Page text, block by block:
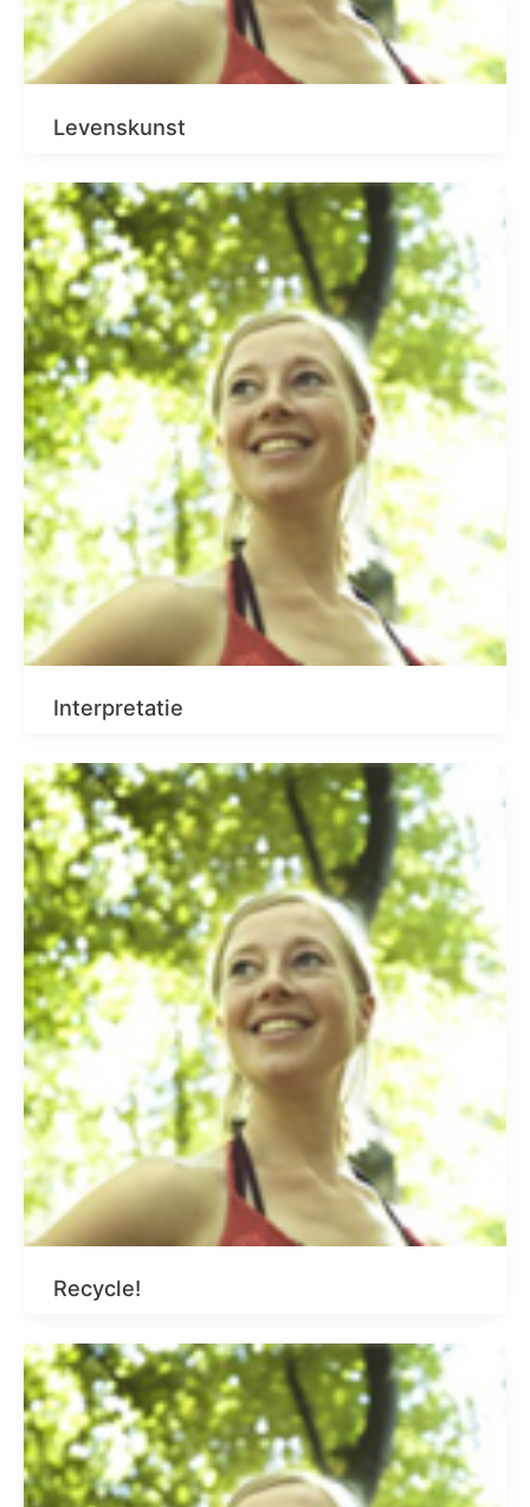
Levenskunst
Interpretatie
Recycle!